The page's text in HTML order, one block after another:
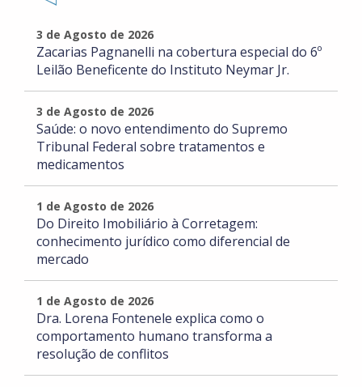
3 de Agosto de 2026
Zacarias Pagnanelli na cobertura especial do 6º
Leilão Beneficente do Instituto Neymar Jr.
3 de Agosto de 2026
Saúde: o novo entendimento do Supremo
Tribunal Federal sobre tratamentos e
medicamentos
1 de Agosto de 2026
Do Direito Imobiliário à Corretagem:
conhecimento jurídico como diferencial de
mercado
1 de Agosto de 2026
Dra. Lorena Fontenele explica como o
comportamento humano transforma a
resolução de conflitos